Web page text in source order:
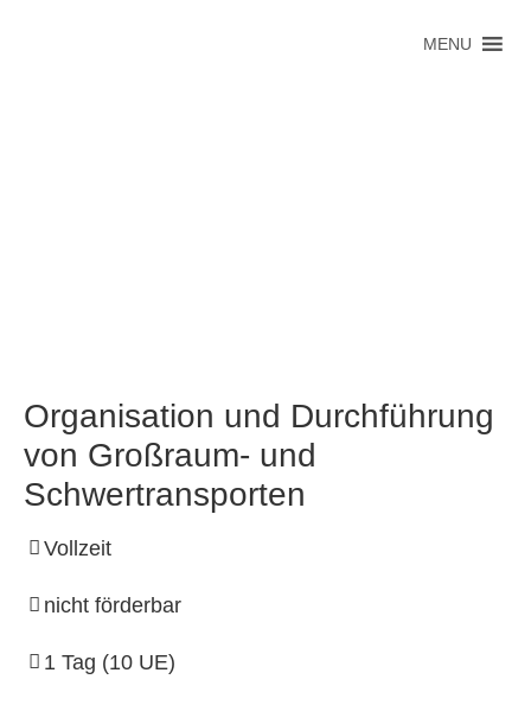
MENU
Organisation und Durchführung
von Großraum- und
Schwertransporten
Vollzeit
nicht förderbar
1 Tag (10 UE)